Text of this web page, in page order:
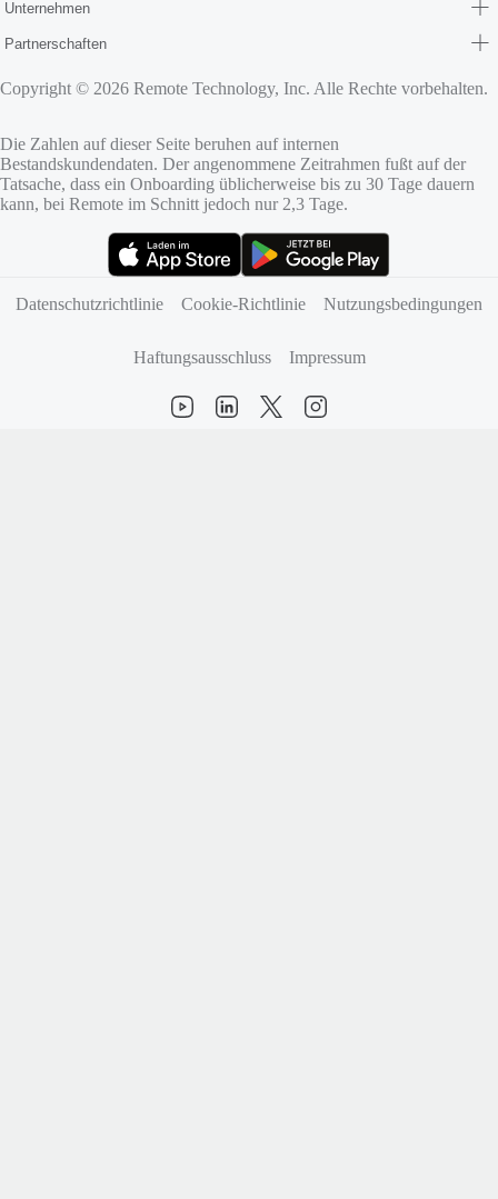
Unternehmen
Partnerschaften
Copyright © 2026 Remote Technology, Inc. Alle Rechte vorbehalten.
Die Zahlen auf dieser Seite beruhen auf internen
Bestandskundendaten. Der angenommene Zeitrahmen fußt auf der
Tatsache, dass ein Onboarding üblicherweise bis zu 30 Tage dauern
kann, bei Remote im Schnitt jedoch nur 2,3 Tage.
Datenschutzrichtlinie
Cookie-Richtlinie Nutzungsbedingungen
Haftungsausschluss Impressum